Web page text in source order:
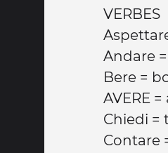
VERBES
Andare
Bere =
AVERE
Chiedi =
Contare